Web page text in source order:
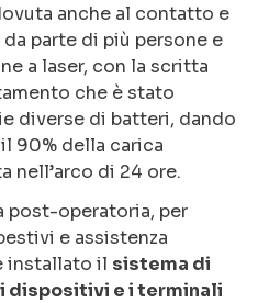
anche al contatto e
parte di più persone e
a laser, con la scritta
che è stato
diverse di batteri, dando
90% della carica
nell’arco di 24 ore.
post-operatoria, per
e assistenza
installato il sistema di
dispositivi e i terminali